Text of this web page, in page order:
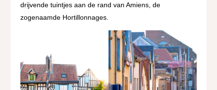
drijvende tuintjes aan de rand van Amiens, de
zogenaamde Hortillonnages.